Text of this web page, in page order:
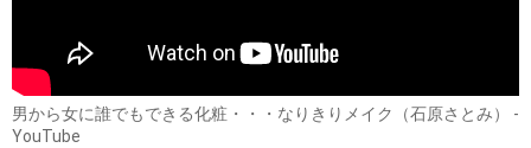
男から女に誰でもできる化粧・・・なりきりメイク（石原さとみ） -
YouTube